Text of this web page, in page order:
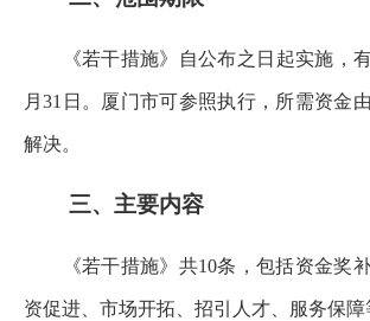
《若干措施》自公布之日起实施，有
月31日。厦门市可参照执行，所需资金
解决。
三、主要内容
《若干措施》共10条，包括资金奖补
资促进、市场开拓、招引人才、服务保障